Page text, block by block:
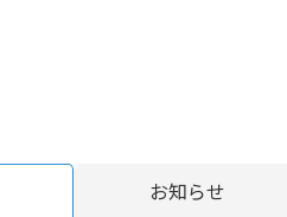
お知らせ